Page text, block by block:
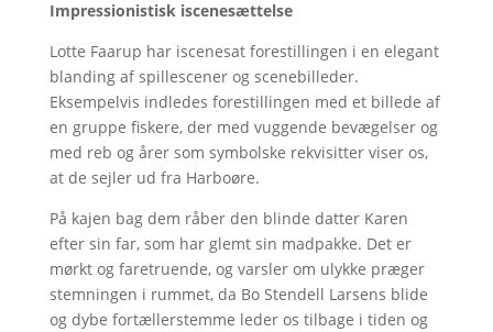
Impressionistisk iscenesættelse
Lotte Faarup har iscenesat forestillingen i en elegant
blanding af spillescener og scenebilleder.
Eksempelvis indledes forestillingen med et billede af
en gruppe fiskere, der med vuggende bevægelser og
med reb og årer som symbolske rekvisitter viser os,
at de sejler ud fra Harboøre.
På kajen bag dem råber den blinde datter Karen
efter sin far, som har glemt sin madpakke. Det er
mørkt og faretruende, og varsler om ulykke præger
stemningen i rummet, da Bo Stendell Larsens blide
og dybe fortællerstemme leder os tilbage i tiden og